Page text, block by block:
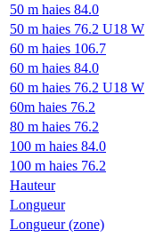
50 m haies 84.0
50 m haies 76.2 U18 W
60 m haies 106.7
60 m haies 84.0
60 m haies 76.2 U18 W
60m haies 76.2
80 m haies 76.2
100 m haies 84.0
100 m haies 76.2
Hauteur
Longueur
Longueur (zone)